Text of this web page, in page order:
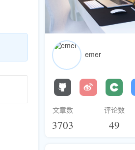
emer
文章数
3703
评论数
49